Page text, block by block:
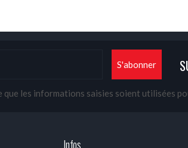
les informations saisies soient utilisées
Infos